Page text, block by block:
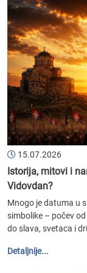
15.07.2026
Istorija, mitovi i
Vidovdan?
Mnogo je datuma u
simbolike – počev
do slava, svetaca i
Detaljnije...